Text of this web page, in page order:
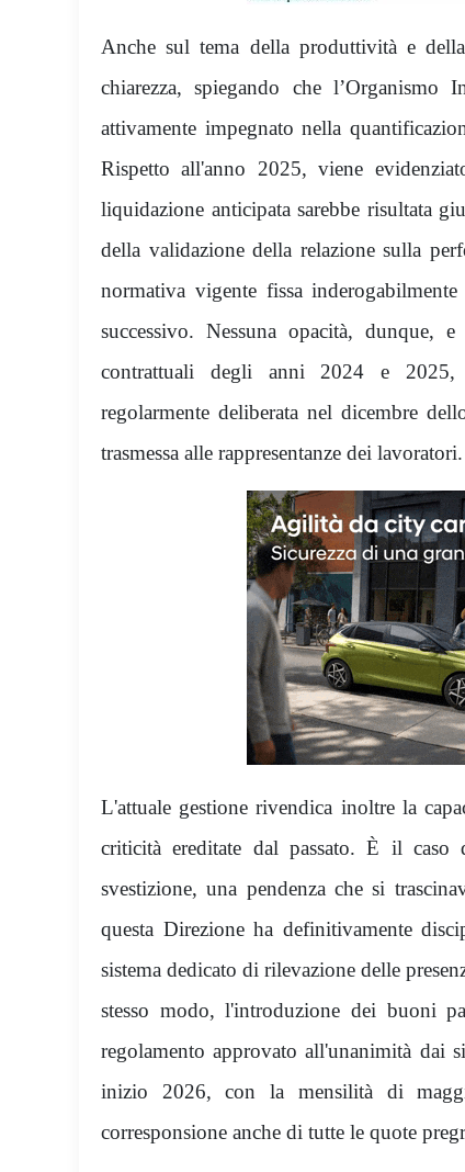
Anche sul tema della produttività e
chiarezza, spiegando che l’Organismo
attivamente impegnato nella
Rispetto all'anno 2025, viene
liquidazione anticipata sarebbe risultata
della validazione della relazione sulla
normativa vigente fissa
successivo. Nessuna opacità, dunque,
contrattuali degli anni 2024 e
regolarmente deliberata nel dicembre
trasmessa alle rappresentanze dei lavoratori.
L'attuale gestione rivendica inoltre la
criticità ereditate dal passato. È il caso
svestizione, una pendenza che si
questa Direzione ha definitivamente
sistema dedicato di rilevazione delle
stesso modo, l'introduzione dei buoni
regolamento approvato all'unanimità dai
inizio 2026, con la mensilità di
corresponsione anche di tutte le quote